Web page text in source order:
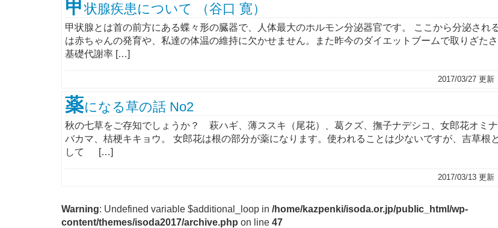
甲 状腺疾患について （谷口 寛）
甲状腺とは首の前方にある蝶々形の臓器で、人体最大のホルモン分泌器官です。 ここから分泌され
は赤ちゃんの発育や、私達の体温の維持に欠かせません。また昨今のダイエットブームで取りざた
基礎代謝率 […]
2017/03/27 更新
薬になる草の話 No2
秋の七草をご存知でしょうか？ 萩ハギ、薄ススキ（尾花）、葛クズ、撫子ナデシコ、女郎花オミ
バカマ、桔梗キキョウ。 女郎花は根の部分が薬になります。使われることは少ないですが、吉草根
して […]
2017/03/13 更新
Warning: Undefined variable $additional_loop in /home/kazpenki/isoda.or.jp/public_html/wp-
content/themes/isoda2017/archive.php on line 47